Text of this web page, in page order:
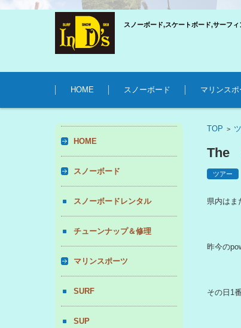
スノーボード,スケートボード,サーフィ
コンテンツに移動
HOME
スノーボード マリンスポ
TOP >
The
ツアー
県内はま
昨今の
その日1
HOME
スノーボード
スノーボードレンタル
チューンナップ＆修理
マリンスポーツ
SURF
SUP